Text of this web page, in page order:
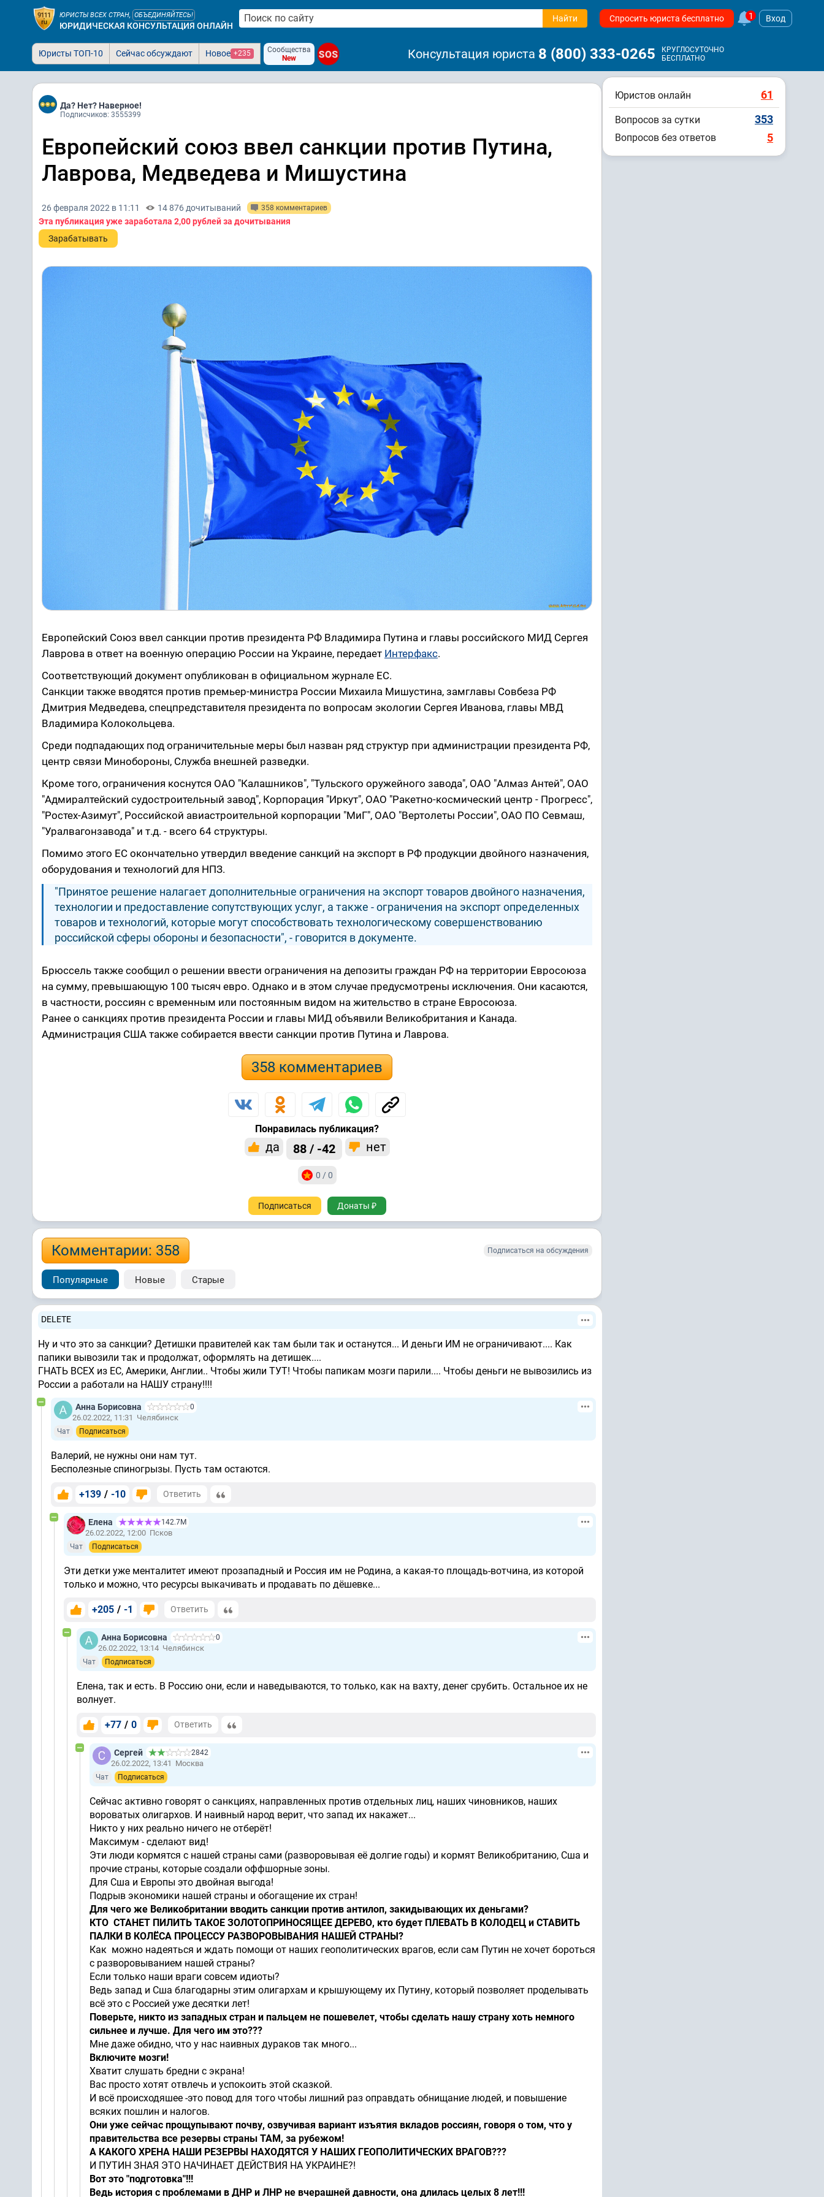
ЮРИСТЫ ВСЕХ СТРАН, ОБЪЕДИНЯЙТЕСЬ!
ЮРИДИЧЕСКАЯ КОНСУЛЬТАЦИЯ ОНЛАЙН
Найти Спросить юриста бесплатно 1 Вход
Юристы ТОП-10 Сейчас обсуждают Новое +235
Сообщества
New
SOS Консультация юриста 8 (800) 333-0265
КРУГЛОСУТОЧНО
БЕСПЛАТНО
Да? Нет? Наверное!
Подписчиков: 3555399
Европейский союз ввел санкции против Путина,
Лаврова, Медведева и Мишустина
26 февраля 2022 в 11:11 14 876 дочитываний 358 комментариев
Эта публикация уже заработала 2,00 рублейза дочитывания
Зарабатывать
Европейский Союз ввел санкции против президента РФ Владимира Путина и главы российского МИД Сергея
Лаврова в ответ на военную операцию России на Украине, передает Интерфакс.
Соответствующий документ опубликован в официальном журнале ЕС.
Санкции также вводятся против премьер-министра России Михаила Мишустина, замглавы Совбеза РФ
Дмитрия Медведева, спецпредставителя президента по вопросам экологии Сергея Иванова, главы МВД
Владимира Колокольцева.
Среди подпадающих под ограничительные меры был назван ряд структур при администрации президента РФ,
центр связи Минобороны, Служба внешней разведки.
Кроме того, ограничения коснутся ОАО "Калашников", "Тульского оружейного завода", ОАО "Алмаз Антей", ОАО
"Адмиралтейский судостроительный завод", Корпорация "Иркут", ОАО "Ракетно-космический центр - Прогресс",
"Ростех-Азимут", Российской авиастроительной корпорации "МиГ", ОАО "Вертолеты России", ОАО ПО Севмаш,
"Уралвагонзавода" и т.д. - всего 64 структуры.
Помимо этого ЕС окончательно утвердил введение санкций на экспорт в РФ продукции двойного назначения,
оборудования и технологий для НПЗ.
"Принятое решение налагает дополнительные ограничения на экспорт товаров двойного назначения,
технологии и предоставление сопутствующих услуг, а также - ограничения на экспорт определенных
товаров и технологий, которые могут способствовать технологическому совершенствованию
российской сферы обороны и безопасности", - говорится в документе.
Брюссель также сообщил о решении ввести ограничения на депозиты граждан РФ на территории Евросоюза
на сумму, превышающую 100 тысяч евро. Однако и в этом случае предусмотрены исключения. Они касаются,
в частности, россиян с временным или постоянным видом на жительство в стране Евросоюза.
Ранее о санкциях против президента России и главы МИД объявили Великобритания и Канада.
Администрация США также собирается ввести санкции против Путина и Лаврова.
358 комментариев
Понравилась публикация?
да 88 / -42 нет
0 / 0
Подписаться Донаты ₽
Комментарии: 358 Подписаться на обсуждения
Популярные Новые Старые
DELETE
Ну и что это за санкции? Детишки правителей как там были так и останутся... И деньги ИМ не ограничивают.... Как
папики вывозили так и продолжат, оформлять на детишек....
ГНАТЬ ВСЕХ из ЕС, Америки, Англии.. Чтобы жили ТУТ! Чтобы папикам мозги парили.... Чтобы деньги не вывозились из
России а работали на НАШУ страну!!!!
Анна Борисовна 0
26.02.2022, 11:31 Челябинск
Чат Подписаться
Валерий, не нужны они нам тут.
Бесполезные спиногрызы. Пусть там остаются.
+139 / -10 Ответить
Елена 142.7М
26.02.2022, 12:00 Псков
Чат Подписаться
Эти детки уже менталитет имеют прозападный и Россия им не Родина, а какая-то площадь-вотчина, из которой
только и можно, что ресурсы выкачивать и продавать по дёшевке...
+205 / -1 Ответить
Анна Борисовна 0
26.02.2022, 13:14 Челябинск
Чат Подписаться
Елена, так и есть. В Россию они, если и наведываются, то только, как на вахту, денег срубить. Остальное их не
волнует.
+77 / 0 Ответить
Сергей 2842
26.02.2022, 13:41 Москва
Чат Подписаться
Сейчас активно говорят о санкциях, направленных против отдельных лиц, наших чиновников, наших
вороватых олигархов. И наивный народ верит, что запад их накажет...
Никто у них реально ничего не отберёт!
Максимум - сделают вид!
Эти люди кормятся с нашей страны сами (разворовывая её долгие годы) и кормят Великобританию, Сша и
прочие страны, которые создали оффшорные зоны.
Для Сша и Европы это двойная выгода!
Подрыв экономики нашей страны и обогащение их стран!
Для чего же Великобритании вводить санкции против антилоп, закидывающих их деньгами?
КТО СТАНЕТ ПИЛИТЬ ТАКОЕ ЗОЛОТОПРИНОСЯЩЕЕ ДЕРЕВО, кто будет ПЛЕВАТЬ В КОЛОДЕЦ и СТАВИТЬ
ПАЛКИ В КОЛЁСА ПРОЦЕССУ РАЗВОРОВЫВАНИЯ НАШЕЙ СТРАНЫ?
Как можно надеяться и ждать помощи от наших геополитических врагов, если сам Путин не хочет бороться
с разворовыванием нашей страны?
Если только наши враги совсем идиоты?
Ведь запад и Сша благодарны этим олигархам и крышующему их Путину, который позволяет проделывать
всё это с Россией уже десятки лет!
Поверьте, никто из западных стран и пальцем не пошевелет, чтобы сделать нашу страну хоть немного
сильнее и лучше. Для чего им это???
Мне даже обидно, что у нас наивных дураков так много...
Включите мозги!
Хватит слушать бредни с экрана!
Вас просто хотят отвлечь и успокоить этой сказкой.
И всё происходяшее -это повод для того чтобы лишний раз оправдать обнищание людей, и повышение
всяких пошлин и налогов.
Они уже сейчас прощупывают почву, озвучивая вариант изъятия вкладов россиян, говоря о том, что у
правительства все резервы страны ТАМ, за рубежом!
А КАКОГО ХРЕНА НАШИ РЕЗЕРВЫ НАХОДЯТСЯ У НАШИХ ГЕОПОЛИТИЧЕСКИХ ВРАГОВ???
И ПУТИН ЗНАЯ ЭТО НАЧИНАЕТ ДЕЙСТВИЯ НА УКРАИНЕ?!
Вот это "подготовка"!!!
Ведь история с проблемами в ДНР и ЛНР не вчерашней давности, она длилась целых 8 лет!!!
Юристов онлайн 61
Вопросов за сутки 353
Вопросов без ответов 5